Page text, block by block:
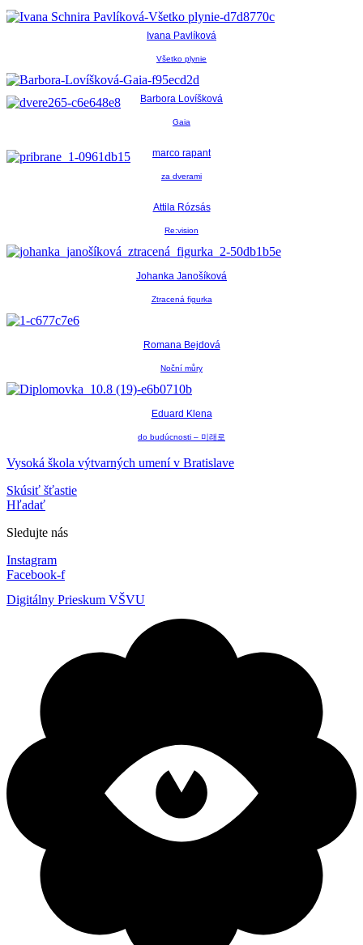
Ivana Pavlíková
Všetko plynie
Barbora Lovíšková
Gaia
marco rapant
za dverami
Attila Rózsás
Re:vision
Johanka Janošíková
Ztracená figurka
Romana Bejdová
Noční můry
Eduard Klena
do budúcnosti – 미래로
Vysoká škola výtvarných umení v Bratislave
Skúsiť šťastie
Hľadať
Sledujte nás
Instagram
Facebook-f
Digitálny Prieskum VŠVU